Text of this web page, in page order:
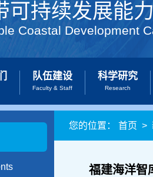
可持续发展能
Coastal Development
队伍建设
Faculty & Staff
科学研究
Research
您的位置： 首页 >
福建海洋智